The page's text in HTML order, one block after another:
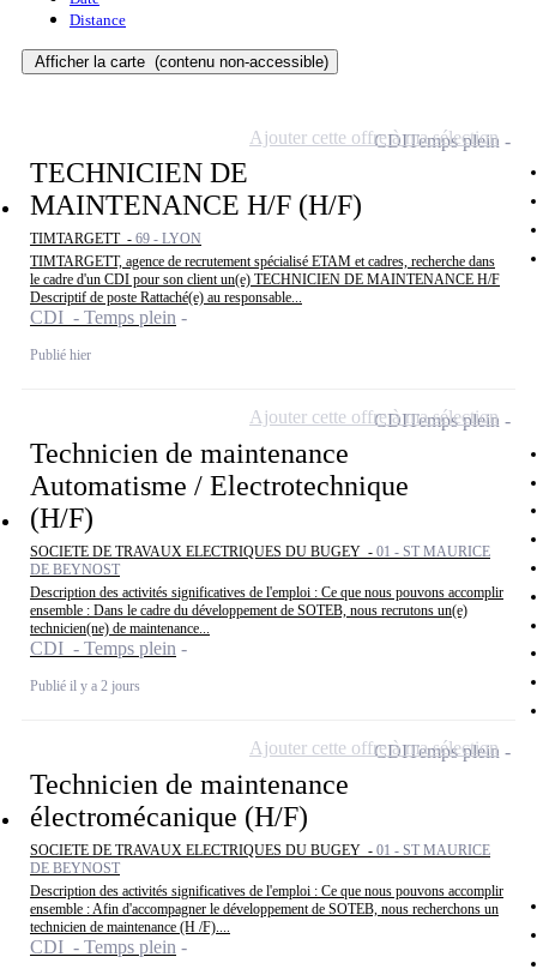
Distance
Afficher la carte (contenu non-accessible)
TECHNICIEN DE
MAINTENANCE H/F (H/F)
TIMTARGETT - 69 - LYON
TIMTARGETT, agence de recrutement spécialisé ETAM et cadres, recherche dans
le cadre d'un CDI pour son client un(e) TECHNICIEN DE MAINTENANCE H/F
Descriptif de poste Rattaché(e) au responsable...
CDI - Temps plein
Publié hier
CDITemps plein
Ajouter cette offre à ma sélection
Technicien de maintenance
Automatisme / Electrotechnique
(H/F)
SOCIETE DE TRAVAUX ELECTRIQUES DU BUGEY - 01 - ST MAURICE
DE BEYNOST
Description des activités significatives de l'emploi : Ce que nous pouvons accomplir
ensemble : Dans le cadre du développement de SOTEB, nous recrutons un(e)
technicien(ne) de maintenance...
CDI - Temps plein
Publié il y a 2 jours
CDITemps plein
Ajouter cette offre à ma sélection
Technicien de maintenance
électromécanique (H/F)
SOCIETE DE TRAVAUX ELECTRIQUES DU BUGEY - 01 - ST MAURICE
DE BEYNOST
Description des activités significatives de l'emploi : Ce que nous pouvons accomplir
ensemble : Afin d'accompagner le développement de SOTEB, nous recherchons un
technicien de maintenance (H /F)....
CDI - Temps plein
CDITemps plein
Ajouter cette offre à ma sélection